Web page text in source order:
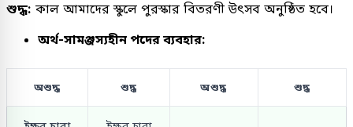
শুদ্ধ: কাল আমাদের স্কুলে পুরস্কার বিতরণী উৎসব অনুষ্ঠিত হবে।
অর্থ-সামঞ্জস্যহীন পদের ব্যবহার:
অশুদ্ধ শুদ্ধ অশুদ্ধ শুদ্ধ